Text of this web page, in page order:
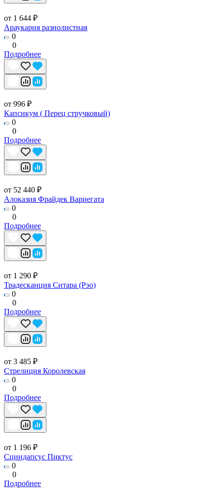
от 1 644 ₽
Араукария разнолистная
0
0
Подробнее
от 996 ₽
Капсикум ( Перец стручковый)
0
0
Подробнее
от 52 440 ₽
Алоказия Фрайдек Вариегата
0
0
Подробнее
от 1 290 ₽
Традесканция Ситара (Рэо)
0
0
Подробнее
от 3 485 ₽
Стрелиция Королевская
0
0
Подробнее
от 1 196 ₽
Сциндапсус Пиктус
0
0
Подробнее